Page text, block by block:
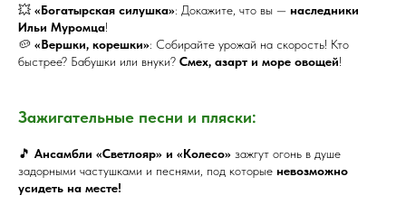
💥 «Богатырская силушка»: Докажите, что вы — наследники
Ильи Муромца!
🥔 «Вершки, корешки»: Собирайте урожай на скорость! Кто
быстрее? Бабушки или внуки? Смех, азарт и море овощей!
Зажигательные песни и пляски:
🎵 Ансамбли «Светлояр» и «Колесо» зажгут огонь в душе
задорными частушками и песнями, под которые невозможно
усидеть на месте!